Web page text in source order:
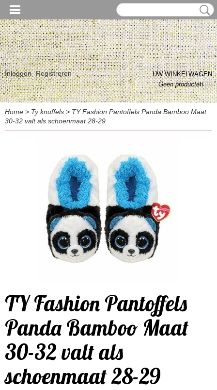
Inloggen Registreren
UW WINKELWAGEN
Geen producten(0)
Home > Ty knuffels > TY Fashion Pantoffels Panda Bamboo Maat
30-32 valt als schoenmaat 28-29
TY Fashion Pantoffels
Panda Bamboo Maat
30-32 valt als
schoenmaat 28-29